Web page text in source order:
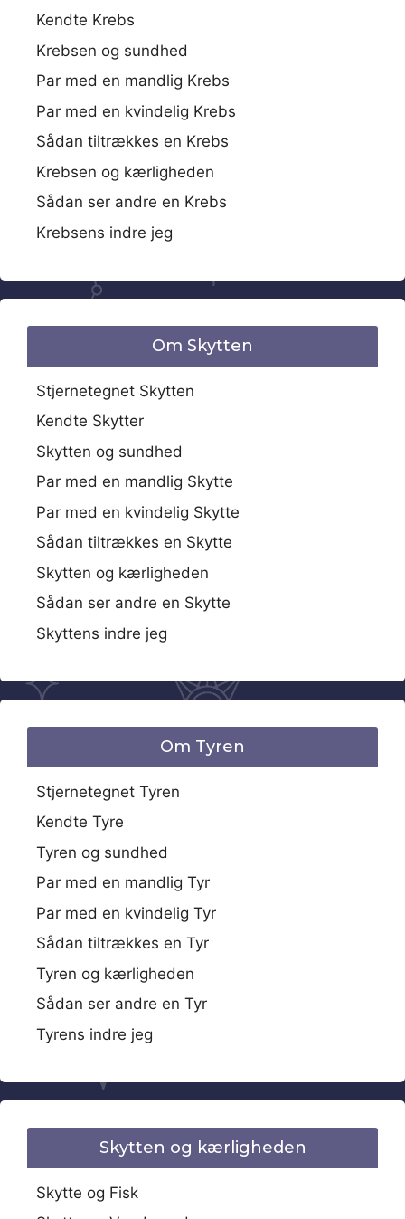
Kendte Krebs
Krebsen og sundhed
Par med en mandlig Krebs
Par med en kvindelig Krebs
Sådan tiltrækkes en Krebs
Krebsen og kærligheden
Sådan ser andre en Krebs
Krebsens indre jeg
Om Skytten
Stjernetegnet Skytten
Kendte Skytter
Skytten og sundhed
Par med en mandlig Skytte
Par med en kvindelig Skytte
Sådan tiltrækkes en Skytte
Skytten og kærligheden
Sådan ser andre en Skytte
Skyttens indre jeg
Om Tyren
Stjernetegnet Tyren
Kendte Tyre
Tyren og sundhed
Par med en mandlig Tyr
Par med en kvindelig Tyr
Sådan tiltrækkes en Tyr
Tyren og kærligheden
Sådan ser andre en Tyr
Tyrens indre jeg
Skytten og kærligheden
Skytte og Fisk